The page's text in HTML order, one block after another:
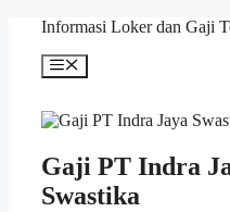
content
Informasi Loker dan Gaji
Menu
Gaji PT Indra
Swastika